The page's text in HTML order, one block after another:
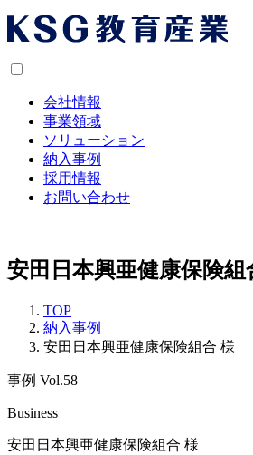
会社情報
事業領域
ソリューション
納入事例
採用情報
お問い合わせ
安田日本興亜健康保険組
TOP
納入事例
安田日本興亜健康保険組合 様
事例 Vol.58
Business
安田日本興亜健康保険組合 様